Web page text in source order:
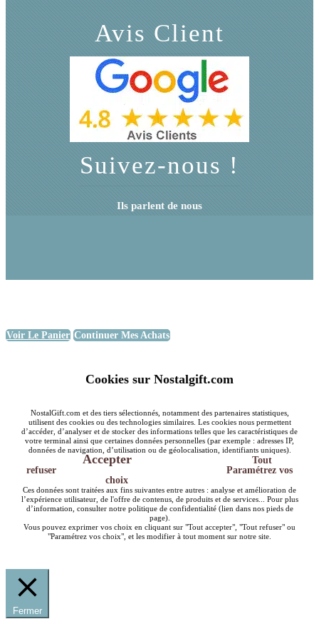
Avis Client
Suivez-nous !
Ils parlent de nous
Voir Le Panier Continuer Mes Achats
Cookies sur Nostalgift.com
NostalGift.com et des tiers sélectionnés, notamment des partenaires statistiques,
utilisent des cookies ou des technologies similaires. Les cookies nous permettent
d’accéder, d’analyser et de stocker des informations telles que les caractéristiques de
votre terminal ainsi que certaines données personnelles (par exemple : adresses IP,
données de navigation, d’utilisation ou de géolocalisation, identifiants uniques).
Accepter
Tout
refuser
Paramétrez vos
choix
Ces données sont traitées aux fins suivantes entre autres : analyse et amélioration de
l’expérience utilisateur, de l'offre de contenus, de produits et de services... Pour plus
d’information, consulter notre politique de confidentialité (lien dans nos pieds de
page).
Vous pouvez exprimer vos choix en cliquant sur "Tout accepter", "Tout refuser" ou
"Paramétrez vos choix", et les modifier à tout moment sur notre site.
Fermer